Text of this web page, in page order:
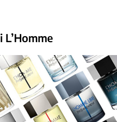
L’Homme